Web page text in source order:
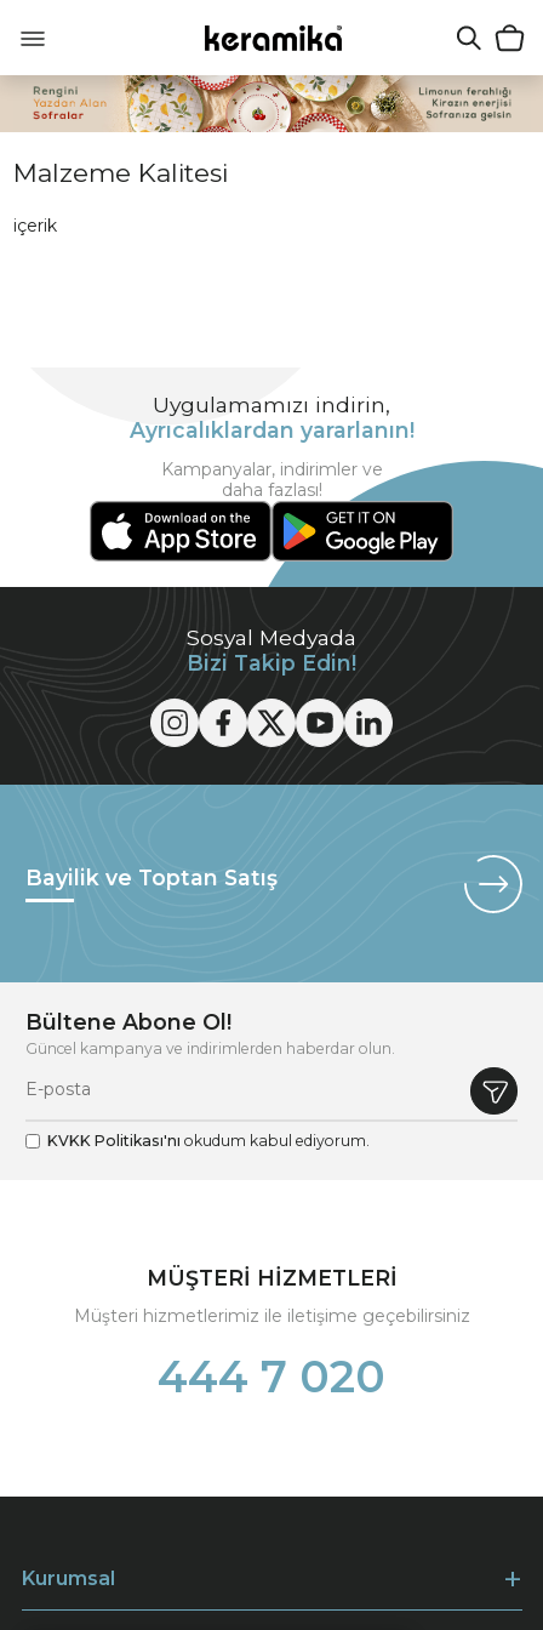
Malzeme Kalitesi
içerik
Sosyal Medyada
Bizi Takip Edin!
Uygulamamızı indirin,
Ayrıcalıklardan yararlanın!
Kampanyalar, indirimler ve
daha fazlası!
Bayilik ve Toptan Satış
Bültene Abone Ol!
Güncel kampanya ve indirimlerden haberdar olun.
KVKK Politikası'nı okudum kabul ediyorum.
MÜŞTERİ HİZMETLERİ
Müşteri hizmetlerimiz ile iletişime geçebilirsiniz
444 7 020
Kurumsal